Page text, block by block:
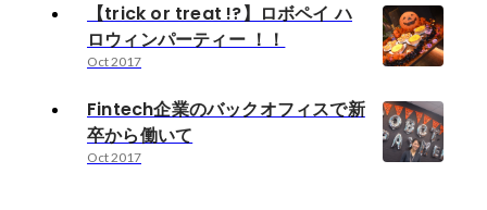
【trick or treat !?】ロボペイ ハ
ロウィンパーティー ！！
Oct 2017
Fintech企業のバックオフィスで新
卒から働いて
Oct 2017